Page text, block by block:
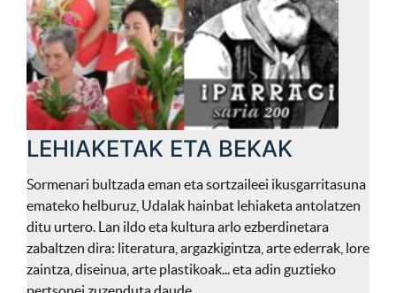
LEHIAKETAK ETA BEKAK
Sormenari bultzada eman eta sortzaileei ikusgarritasuna
emateko helburuz, Udalak hainbat lehiaketa antolatzen
ditu urtero. Lan ildo eta kultura arlo ezberdinetara
zabaltzen dira: literatura, argazkigintza, arte ederrak, lore
zaintza, diseinua, arte plastikoak... eta adin guztieko